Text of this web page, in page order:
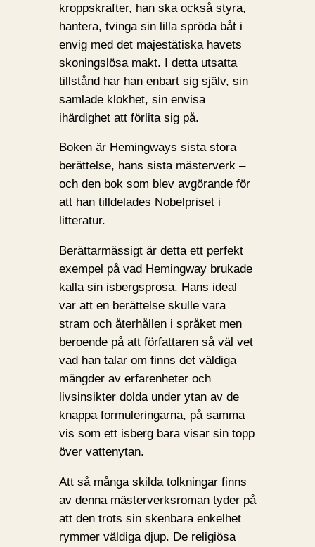
kroppskrafter, han ska också styra,
hantera, tvinga sin lilla spröda båt i
envig med det majestätiska havets
skoningslösa makt. I detta utsatta
tillstånd har han enbart sig själv, sin
samlade klokhet, sin envisa
ihärdighet att förlita sig på.
Boken är Hemingways sista stora
berättelse, hans sista mästerverk –
och den bok som blev avgörande för
att han tilldelades Nobelpriset i
litteratur.
Berättarmässigt är detta ett perfekt
exempel på vad Hemingway brukade
kalla sin isbergsprosa. Hans ideal
var att en berättelse skulle vara
stram och återhållen i språket men
beroende på att författaren så väl vet
vad han talar om finns det väldiga
mängder av erfarenheter och
livsinsikter dolda under ytan av de
knappa formuleringarna, på samma
vis som ett isberg bara visar sin topp
över vattenytan.
Att så många skilda tolkningar finns
av denna mästerverksroman tyder på
att den trots sin skenbara enkelhet
rymmer väldiga djup. De religiösa